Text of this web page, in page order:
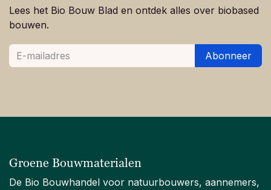
Lees het Bio Bouw Blad en ontdek alles over biobased
bouwen.
Abonneer
Groene Bouwmaterialen
De Bio Bouwhandel voor natuurbouwers, aannemers,